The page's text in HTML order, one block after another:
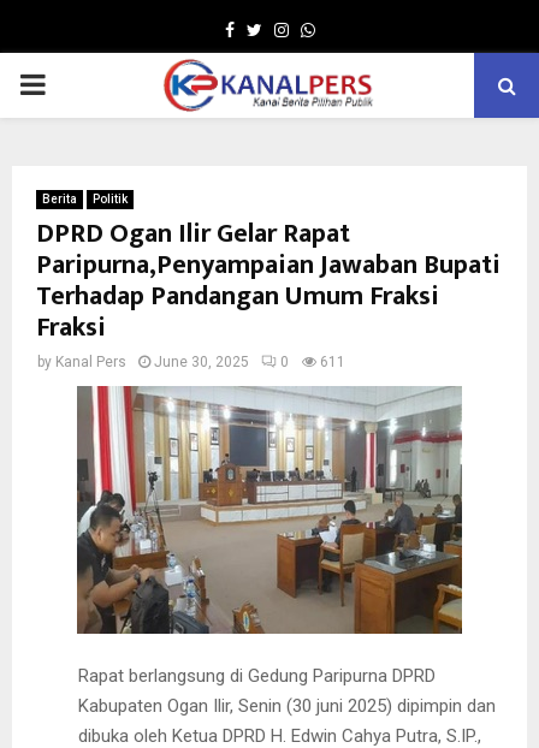
Facebook
TwitterInstagram
Whatsapp
PRIMARY
Berita Politik
DPRD Ogan Ilir Gelar Rapat
Paripurna,Penyampaian Jawaban Bupati
Terhadap Pandangan Umum Fraksi
Fraksi
by Kanal Pers June 30, 2025 0 611
Rapat berlangsung di Gedung Paripurna DPRD
Kabupaten Ogan Ilir, Senin (30 juni 2025) dipimpin dan
dibuka oleh Ketua DPRD H. Edwin Cahya Putra, S.IP.,